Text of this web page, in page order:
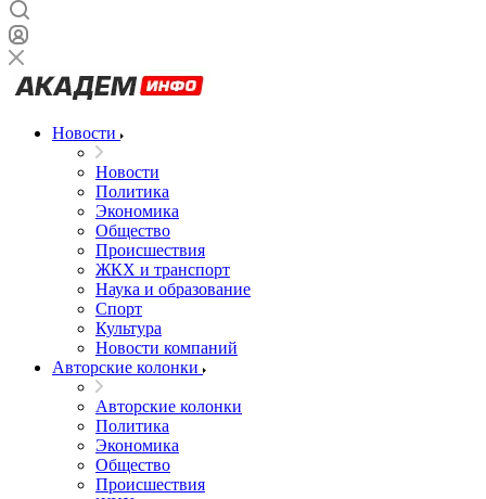
Новости
Новости
Политика
Экономика
Общество
Происшествия
ЖКХ и транспорт
Наука и образование
Спорт
Культура
Новости компаний
Авторские колонки
Авторские колонки
Политика
Экономика
Общество
Происшествия